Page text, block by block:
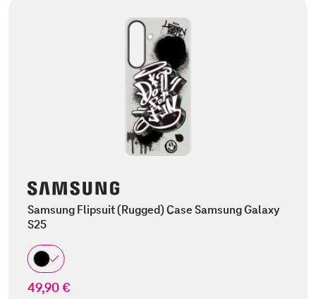
Samsung Flipsuit (Rugged) Case Samsung Galaxy
S25
49,90 €